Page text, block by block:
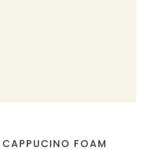
FOAM